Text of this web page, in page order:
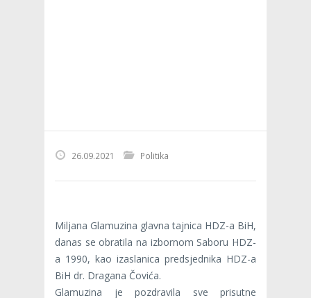
26.09.2021 Politika
Miljana Glamuzina glavna tajnica HDZ-a BiH,
danas se obratila na izbornom Saboru HDZ-
a 1990, kao izaslanica predsjednika HDZ-a
BiH dr. Dragana Čovića.
Glamuzina je pozdravila sve prisutne